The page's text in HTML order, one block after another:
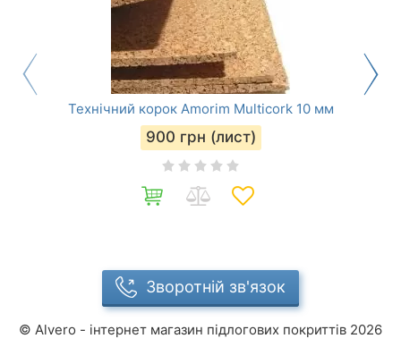
Технічний корок Amorim Multicork 10 мм
900 грн (лист)
Зворотній зв'язок
© Alvero - інтернет магазин підлогових покриттів 2026